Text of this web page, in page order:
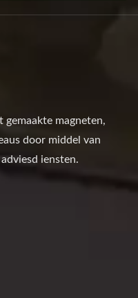
magneten,
door middel van
iensten.